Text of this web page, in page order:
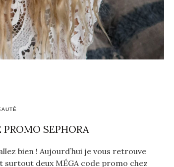
SEPHORA
bien ! Aujourd’hui je vous retrouve
surtout deux MÉGA code promo chez